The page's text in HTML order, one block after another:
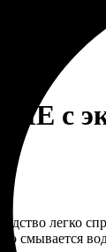
с
легко
смывается